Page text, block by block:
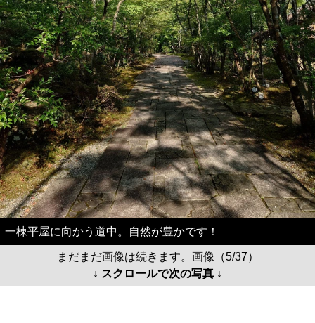
一棟平屋に向かう道中。自然が豊かです！
まだまだ画像は続きます。画像（5/37）
↓ スクロールで次の写真 ↓